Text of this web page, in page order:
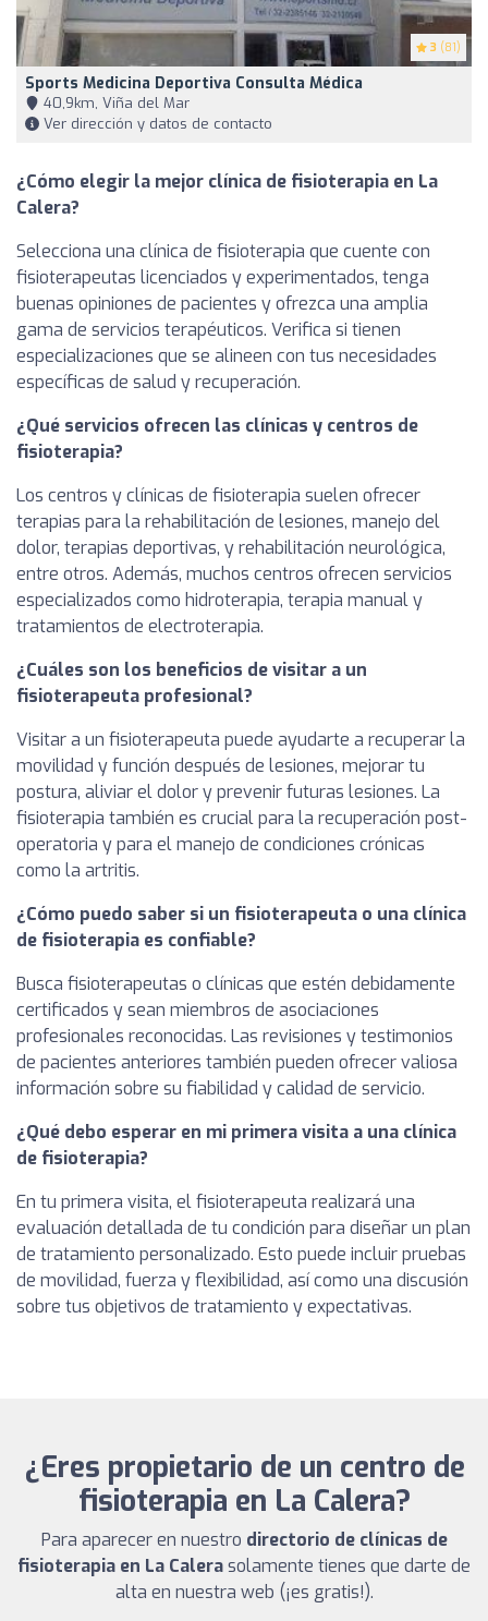
3 (81)
Sports Medicina Deportiva Consulta Médica
40,9km, Viña del Mar
Ver dirección y datos de contacto
¿Cómo elegir la mejor clínica de fisioterapia en La
Calera?
Selecciona una clínica de fisioterapia que cuente con
fisioterapeutas licenciados y experimentados, tenga
buenas opiniones de pacientes y ofrezca una amplia
gama de servicios terapéuticos. Verifica si tienen
especializaciones que se alineen con tus necesidades
específicas de salud y recuperación.
¿Qué servicios ofrecen las clínicas y centros de
fisioterapia?
Los centros y clínicas de fisioterapia suelen ofrecer
terapias para la rehabilitación de lesiones, manejo del
dolor, terapias deportivas, y rehabilitación neurológica,
entre otros. Además, muchos centros ofrecen servicios
especializados como hidroterapia, terapia manual y
tratamientos de electroterapia.
¿Cuáles son los beneficios de visitar a un
fisioterapeuta profesional?
Visitar a un fisioterapeuta puede ayudarte a recuperar la
movilidad y función después de lesiones, mejorar tu
postura, aliviar el dolor y prevenir futuras lesiones. La
fisioterapia también es crucial para la recuperación post-
operatoria y para el manejo de condiciones crónicas
como la artritis.
¿Cómo puedo saber si un fisioterapeuta o una clínica
de fisioterapia es confiable?
Busca fisioterapeutas o clínicas que estén debidamente
certificados y sean miembros de asociaciones
profesionales reconocidas. Las revisiones y testimonios
de pacientes anteriores también pueden ofrecer valiosa
información sobre su fiabilidad y calidad de servicio.
¿Qué debo esperar en mi primera visita a una clínica
de fisioterapia?
En tu primera visita, el fisioterapeuta realizará una
evaluación detallada de tu condición para diseñar un plan
de tratamiento personalizado. Esto puede incluir pruebas
de movilidad, fuerza y flexibilidad, así como una discusión
sobre tus objetivos de tratamiento y expectativas.
¿Eres propietario de un centro de
fisioterapia en La Calera?
Para aparecer en nuestro directorio de clínicas de
fisioterapia en La Calerasolamente tienes que darte de
alta en nuestra web (¡es gratis!).